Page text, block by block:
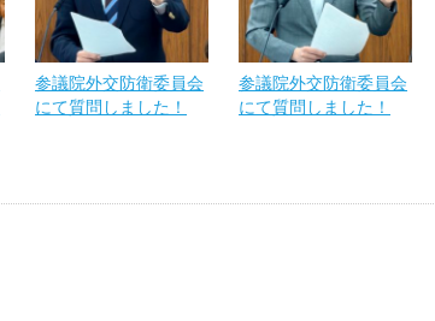
参議院外交防衛委員会
にて質問しました！
参議院外交防衛委員会
にて質問しました！